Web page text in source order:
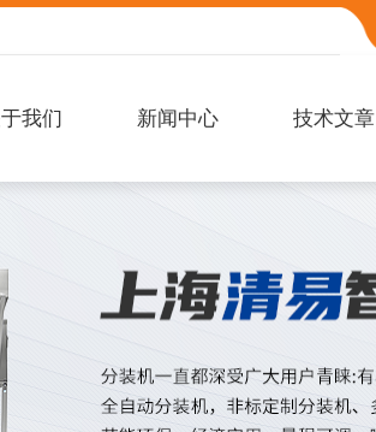
我们 新闻中心 技术文章